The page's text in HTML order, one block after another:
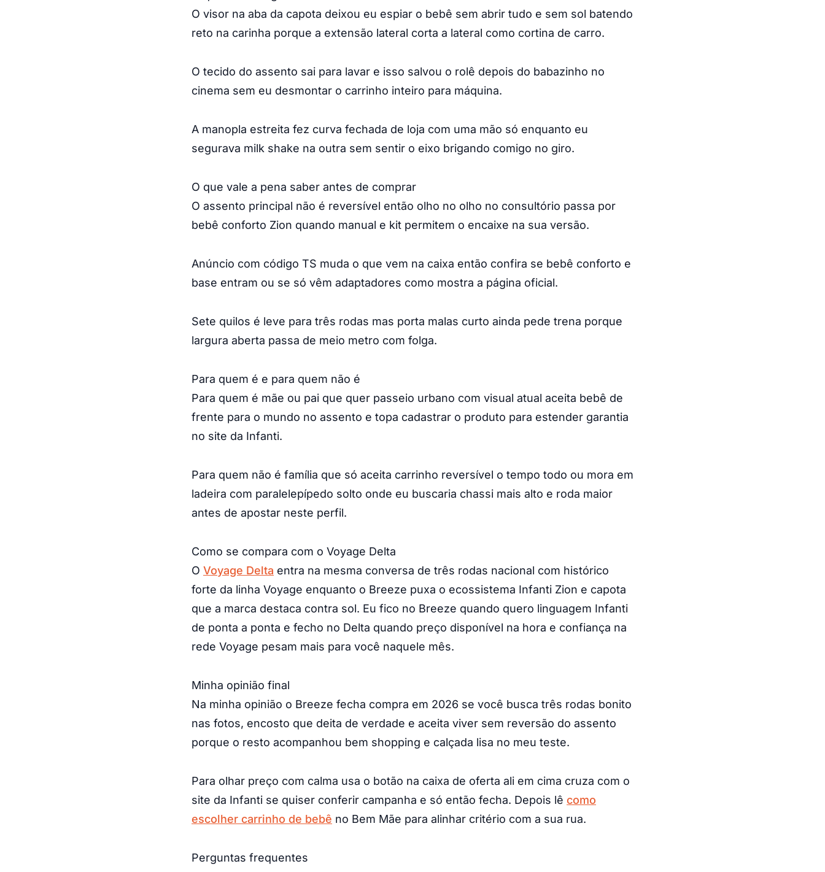
O visor na aba da capota deixou eu espiar o bebê sem abrir tudo e sem sol batendo
reto na carinha porque a extensão lateral corta a lateral como cortina de carro.
O tecido do assento sai para lavar e isso salvou o rolê depois do babazinho no
cinema sem eu desmontar o carrinho inteiro para máquina.
A manopla estreita fez curva fechada de loja com uma mão só enquanto eu
segurava milk shake na outra sem sentir o eixo brigando comigo no giro.
O que vale a pena saber antes de comprar
O assento principal não é reversível então olho no olho no consultório passa por
bebê conforto Zion quando manual e kit permitem o encaixe na sua versão.
Anúncio com código TS muda o que vem na caixa então confira se bebê conforto e
base entram ou se só vêm adaptadores como mostra a página oficial.
Sete quilos é leve para três rodas mas porta malas curto ainda pede trena porque
largura aberta passa de meio metro com folga.
Para quem é e para quem não é
Para quem é mãe ou pai que quer passeio urbano com visual atual aceita bebê de
frente para o mundo no assento e topa cadastrar o produto para estender garantia
no site da Infanti.
Para quem não é família que só aceita carrinho reversível o tempo todo ou mora em
ladeira com paralelepípedo solto onde eu buscaria chassi mais alto e roda maior
antes de apostar neste perfil.
Como se compara com o Voyage Delta
O Voyage Delta entra na mesma conversa de três rodas nacional com histórico
forte da linha Voyage enquanto o Breeze puxa o ecossistema Infanti Zion e capota
que a marca destaca contra sol. Eu fico no Breeze quando quero linguagem Infanti
de ponta a ponta e fecho no Delta quando preço disponível na hora e confiança na
rede Voyage pesam mais para você naquele mês.
Minha opinião final
Na minha opinião o Breeze fecha compra em 2026 se você busca três rodas bonito
nas fotos, encosto que deita de verdade e aceita viver sem reversão do assento
porque o resto acompanhou bem shopping e calçada lisa no meu teste.
Para olhar preço com calma usa o botão na caixa de oferta ali em cima cruza com o
site da Infanti se quiser conferir campanha e só então fecha. Depois lê como
escolher carrinho de bebê no Bem Mãe para alinhar critério com a sua rua.
Perguntas frequentes